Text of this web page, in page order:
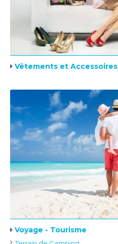
Vêtements et Accessoires
Voyage - Tourisme